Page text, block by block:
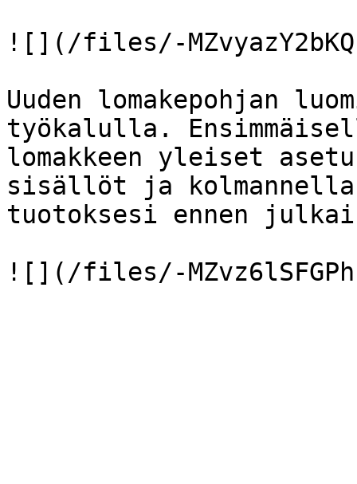
![](/files/-
Uuden lomakepohjan
työkalulla.
lomakkeen yleiset
sisällöt ja kolmannella
tuotoksesi ennen